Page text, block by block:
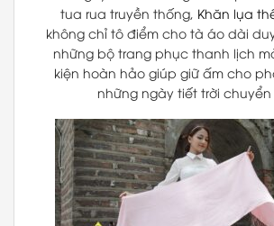
tua rua truyền thống, Khăn lụa
không chỉ tô điểm cho tà áo dài
những bộ trang phục thanh lịch
kiện hoàn hảo giúp giữ ấm cho
những ngày tiết trời chuyển